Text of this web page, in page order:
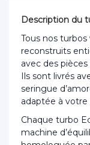
Description du
Tous nos
reconstruits
avec des
Ils sont livrés
seringue
adaptée à
Chaque turbo
machine